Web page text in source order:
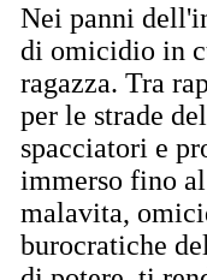
Nei panni
di omicidio in
ragazza. Tra
per le strade
spacciatori e
immerso fino
malavita,
burocratiche